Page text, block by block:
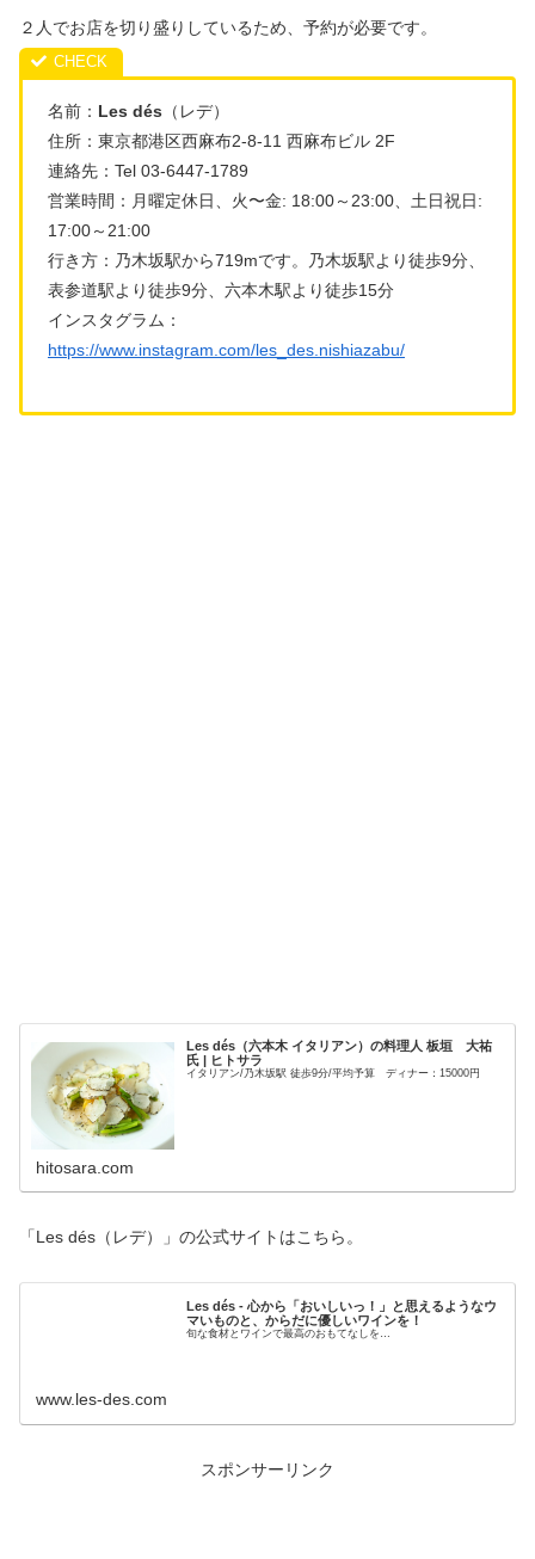
２人でお店を切り盛りしているため、予約が必要です。
名前： Les dés （レデ）
住所：東京都港区西麻布2-8-11 西麻布ビル 2F
連絡先：Tel 03-6447-1789
営業時間：月曜定休日、火〜金: 18:00～23:00、土日祝日:
17:00～21:00
行き方：乃木坂駅から719mです。乃木坂駅より徒歩9分、
表参道駅より徒歩9分、六本木駅より徒歩15分
インスタグラム：
https://www.instagram.com/les_des.nishiazabu/
Les dés（六本木 イタリアン）の料理人 板垣 大祐
氏 | ヒトサラ
イタリアン/乃木坂駅 徒歩9分/平均予算 ディナー：15000円
hitosara.com
「Les dés（レデ）」の公式サイトはこちら。
Les dés - 心から「おいしいっ！」と思えるようなウ
マいものと、からだに優しいワインを！
旬な食材とワインで最高のおもてなしを…
www.les-des.com
スポンサーリンク